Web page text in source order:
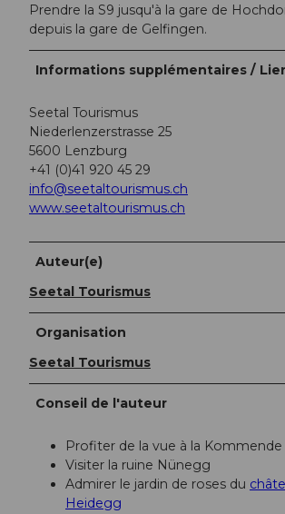
Prendre la S9 jusqu'à la gare de
depuis la gare de Gelfingen.
Informations supplémentaires /
Seetal Tourismus
Niederlenzerstrasse 25
5600 Lenzburg
+41 (0)41 920 45 29
info@seetaltourismus.ch
www.seetaltourismus.ch
Auteur(e)
Seetal Tourismus
Organisation
Seetal Tourismus
Conseil de l'auteur
Profiter de la vue à la Kommende
Visiter la ruine Nünegg
Admirer le jardin de roses du
Heidegg